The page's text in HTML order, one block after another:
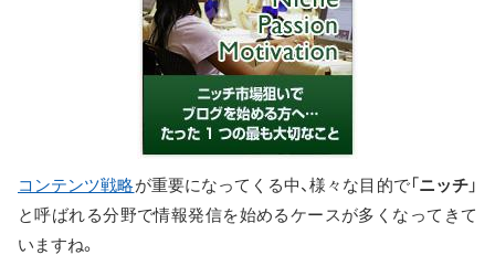
コンテンツ戦略が重要になってくる中、様々な目的で「ニッチ 」
と呼ばれる分野で情報発信を始めるケースが多くなってきて
いますね。